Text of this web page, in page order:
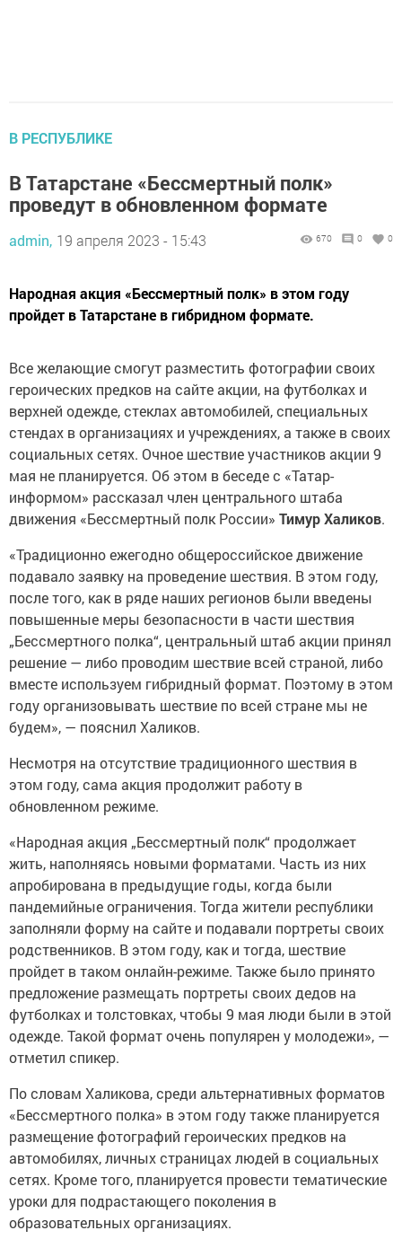
В РЕСПУБЛИКЕ
В Татарстане «Бессмертный полк»
проведут в обновленном формате
admin, 19 апреля 2023 - 15:43 670 0 0
Народная акция «Бессмертный полк» в этом году
пройдет в Татарстане в гибридном формате.
Все желающие смогут разместить фотографии своих
героических предков на сайте акции, на футболках и
верхней одежде, стеклах автомобилей, специальных
стендах в организациях и учреждениях, а также в своих
социальных сетях. Очное шествие участников акции 9
мая не планируется. Об этом в беседе с «Татар-
информом» рассказал член центрального штаба
движения «Бессмертный полк России» Тимур Халиков.
«Традиционно ежегодно общероссийское движение
подавало заявку на проведение шествия. В этом году,
после того, как в ряде наших регионов были введены
повышенные меры безопасности в части шествия
„Бессмертного полка“, центральный штаб акции принял
решение — либо проводим шествие всей страной, либо
вместе используем гибридный формат. Поэтому в этом
году организовывать шествие по всей стране мы не
будем», — пояснил Халиков.
Несмотря на отсутствие традиционного шествия в
этом году, сама акция продолжит работу в
обновленном режиме.
«Народная акция „Бессмертный полк“ продолжает
жить, наполняясь новыми форматами. Часть из них
апробирована в предыдущие годы, когда были
пандемийные ограничения. Тогда жители республики
заполняли форму на сайте и подавали портреты своих
родственников. В этом году, как и тогда, шествие
пройдет в таком онлайн-режиме. Также было принято
предложение размещать портреты своих дедов на
футболках и толстовках, чтобы 9 мая люди были в этой
одежде. Такой формат очень популярен у молодежи», —
отметил спикер.
По словам Халикова, среди альтернативных форматов
«Бессмертного полка» в этом году также планируется
размещение фотографий героических предков на
автомобилях, личных страницах людей в социальных
сетях. Кроме того, планируется провести тематические
уроки для подрастающего поколения в
образовательных организациях.